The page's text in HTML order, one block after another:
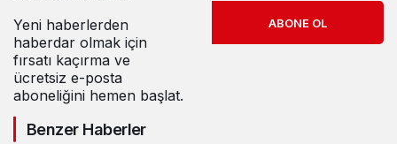
Yeni haberlerden
haberdar olmak için
fırsatı kaçırma ve
ücretsiz e-posta
aboneliğini hemen başlat.
ABONE OL
Benzer Haberler